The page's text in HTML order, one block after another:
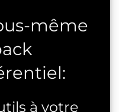
même
à votre